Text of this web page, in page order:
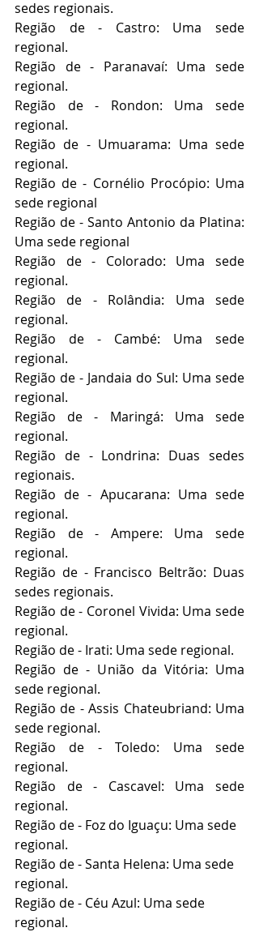
sedes regionais.
Região de - Castro: Uma sede
regional.
Região de - Paranavaí: Uma sede
regional.
Região de - Rondon: Uma sede
regional.
Região de - Umuarama: Uma sede
regional.
Região de - Cornélio Procópio: Uma
sede regional
Região de - Santo Antonio da Platina:
Uma sede regional
Região de - Colorado: Uma sede
regional.
Região de - Rolândia: Uma sede
regional.
Região de - Cambé: Uma sede
regional.
Região de - Jandaia do Sul: Uma sede
regional.
Região de - Maringá: Uma sede
regional.
Região de - Londrina: Duas sedes
regionais.
Região de - Apucarana: Uma sede
regional.
Região de - Ampere: Uma sede
regional.
Região de - Francisco Beltrão: Duas
sedes regionais.
Região de - Coronel Vivida: Uma sede
regional.
Região de - Irati: Uma sede regional.
Região de - União da Vitória: Uma
sede regional.
Região de - Assis Chateubriand: Uma
sede regional.
Região de - Toledo: Uma sede
regional.
Região de - Cascavel: Uma sede
regional.
Região de - Foz do Iguaçu: Uma sede
regional.
Região de - Santa Helena: Uma sede
regional.
Região de - Céu Azul: Uma sede
regional.